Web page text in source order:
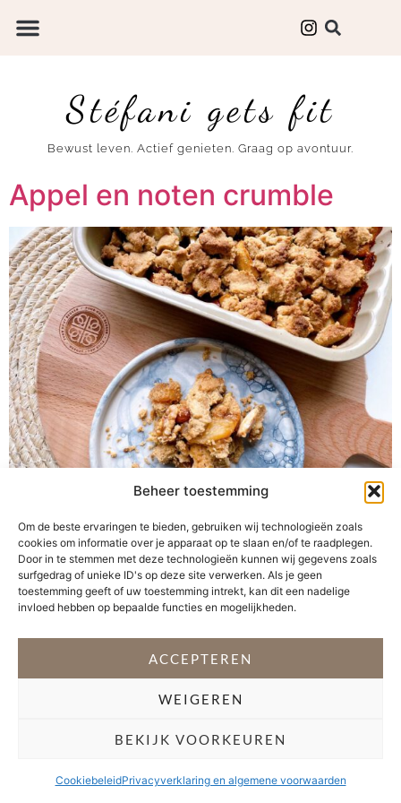
Beheer toestemming
Om de beste ervaringen te bieden, gebruiken wij technologieën zoals
cookies om informatie over je apparaat op te slaan en/of te raadplegen.
Door in te stemmen met deze technologieën kunnen wij gegevens zoals
surfgedrag of unieke ID's op deze site verwerken. Als je geen
toestemming geeft of uw toestemming intrekt, kan dit een nadelige
invloed hebben op bepaalde functies en mogelijkheden.
ACCEPTEREN
WEIGEREN
BEKIJK VOORKEUREN
CookiebeleidPrivacyverklaring en algemene voorwaarden
Stéfani gets fit
Bewust leven. Actief genieten. Graag op avontuur.
Appel en noten crumble
wat er is. Als ik hulp heb in de keuken dan moet ik wel
oppassen dat ik de vulling niet kwijt ben, voordat de
taart in de oven staat. De abrikozenjam maakt deze
crumble helemaal af. Dit geniale idee heb ik niet zelf
bedacht. Dit kunstje heb […]
VOLG @STEFANI_GETSFIT